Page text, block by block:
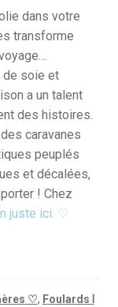
dans votre
transforme
de soie et
a un talent
des histoires.
caravanes
peuplés
et décalées,
! Chez
juste ici. ♡
♡, Foulards Ⅰ